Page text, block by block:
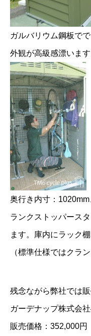
ガルバリウム鋼板で
外観が高級感漂います
奥行き内寸：
ランクストッパース
ます。庫内にラック
（標準仕様ではクラ
残念ながら弊社では
ガーデナップ株式会
販売価格：352,000円